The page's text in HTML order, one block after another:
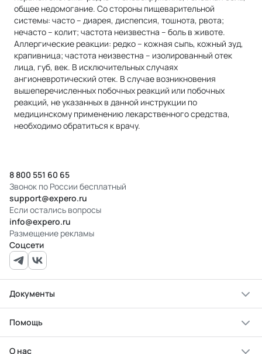
общее недомогание. Со стороны пищеварительной
системы: часто – диарея, диспепсия, тошнота, рвота;
нечасто – колит; частота неизвестна – боль в животе.
Аллергические реакции: редко – кожная сыпь, кожный зуд,
крапивница; частота неизвестна – изолированный отек
лица, губ, век. В исключительных случаях
ангионевротический отек. В случае возникновения
вышеперечисленных побочных реакций или побочных
реакций, не указанных в данной инструкции по
медицинскому применению лекарственного средства,
необходимо обратиться к врачу.
8 800 551 60 65
Звонок по России бесплатный
support@expero.ru
Если остались вопросы
info@expero.ru
Размещение рекламы
Соцсети
Документы
Помощь
О нас